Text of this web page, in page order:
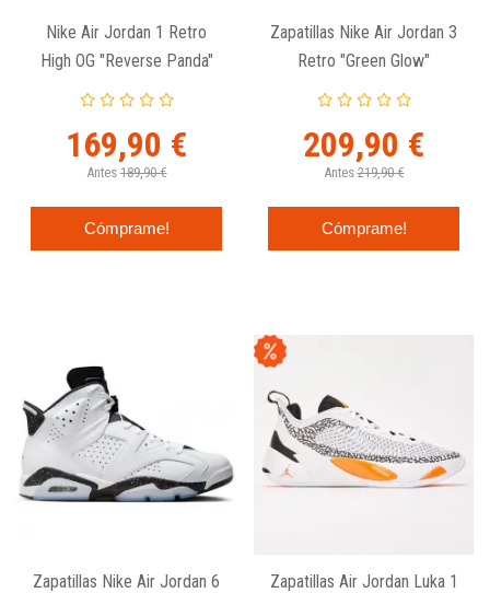
Nike Air Jordan 1 Retro
High OG "Reverse Panda"
169,90 €
Antes 189,90 €
Cómprame!
Zapatillas Nike Air Jordan 3
Retro "Green Glow"
209,90 €
Antes 219,90 €
Cómprame!
Zapatillas Nike Air Jordan 6
Zapatillas Air Jordan Luka 1